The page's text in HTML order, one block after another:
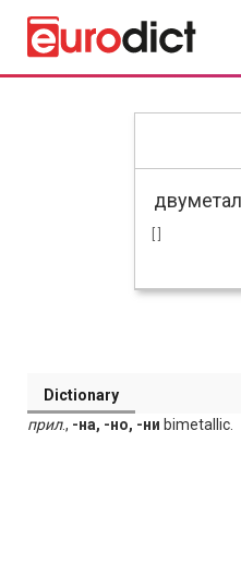
Dictionary
прил., -на, -но, -ни bimetallic.